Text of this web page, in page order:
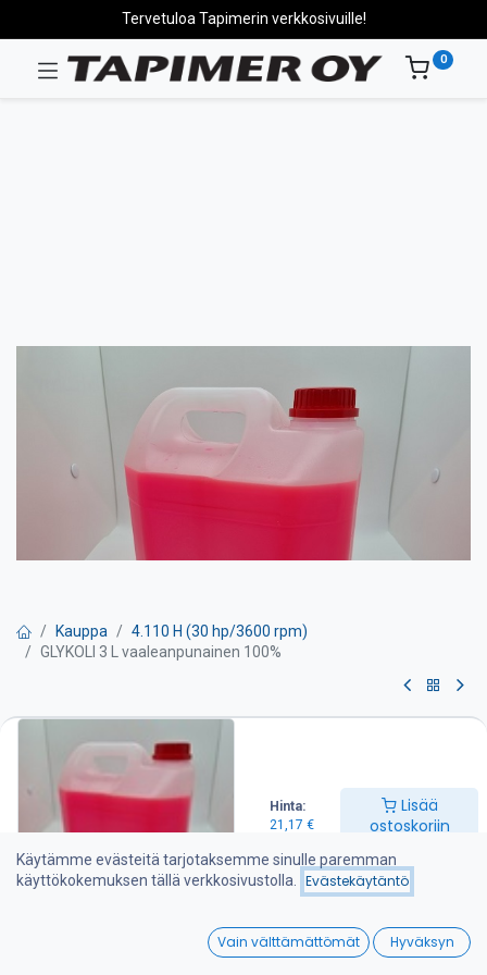
Hinta:
21,17 €
Lisää
ostoskoriin
Wishlist
Tervetuloa Tapimerin verkkosivuille!
0
Kauppa
4.110 H (30 hp/3600 rpm)
GLYKOLI 3 L vaaleanpunainen 100%
GLYKOLI 3 L vaaleanpunainen
100%
3L G11 pitkän vaihtovälin laimentamaton jäähdytysneste.
Soveltuu myös runsaasti alumiinia sisältäviin moottoreihin.
Täyttää useimpien OEM- moottorinvalmistajien uusimmat
Käytämme evästeitä tarjotaksemme sinulle paremman
käyttökokemuksen tällä verkkosivustolla.
Evästekäytäntö
Vain välttämättömät Hyväksyn